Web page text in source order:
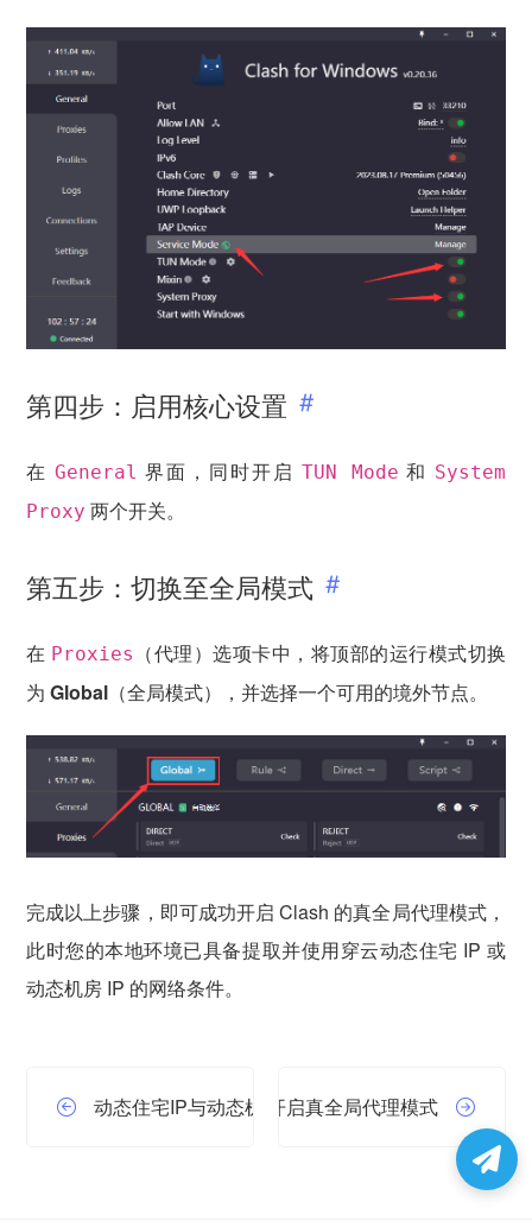
第四步：启用核心设置
在 General 界面，同时开启 TUN Mode 和 System
Proxy 两个开关。
第五步：切换至全局模式
在 Proxies
（代理）选项卡中，将顶部的运行模式切换
为 Global （全局模式），并选择一个可用的境外节点。
完成以上步骤，即可成功开启 Clash 的真全局代理模式，
此时您的本地环境已具备提取并使用穿云动态住宅 IP 或
动态机房 IP 的网络条件。
动态住宅IP与动态机房IP的区别和特点
Clash Verge Rev 如何开启真全局代理模式